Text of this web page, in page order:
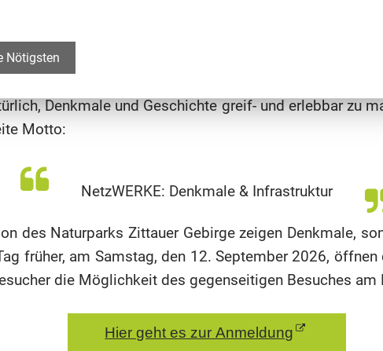
offenen Denkmals statt. Über 30 Jahre hinweg hat
Akteure bestimmt wird. So soll auch in
Denkmale und Geschichte greif- und erlebbar zu
Motto:
NetzWERKE: Denkmale & Infrastruktur
des Naturparks Zittauer Gebirge zeigen Denkmale,
früher, am Samstag, den 12. September 2026,
die Möglichkeit des gegenseitigen Besuches am
Hier geht es zur Anmeldung
Nötigsten